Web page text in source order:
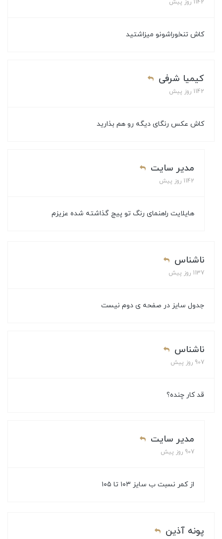
1142 روز پیش
کاش تنخوراشونو میزاشتید
کیمیا شرفی
1142 روز پیش
کاش عکس رنگای دیگه رو هم بذارید
مدیر سایت
1142 روز پیش
هایلایت راهنمای رنگ تو پیج گذاشته شده عزیزم
ناشناس
1137 روز پیش
جدول سایز در صفحه ی دوم نیست
ناشناس
907 روز پیش
قد کار چنده؟
مدیر سایت
907 روز پیش
از کمر نسبت ب سایز ۱۰۳ تا ۱۰۵
پونه آذین